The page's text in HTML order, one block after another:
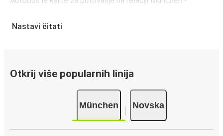
unaprijed i/ili izvan prometnog vremena, poput vikenda i
minimalno8 sati 35 minutama.
Putovanje autobusom jeekološki najprihvatljiviji način
putovanja navelike udaljenosti i radimo na tome da ga
Nastavi čitati
Otkrij više popularnih linija
München Novska